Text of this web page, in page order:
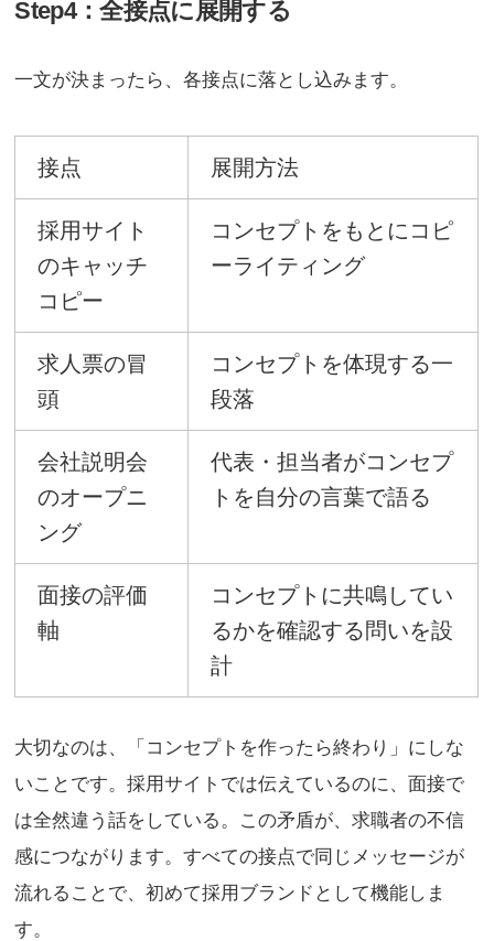
Step4：全接点に展開する
一文が決まったら、各接点に落とし込みます。
接点 展開方法
採用サイト
のキャッチ
コピー
コンセプトをもとにコピ
ーライティング
求人票の冒
頭
コンセプトを体現する一
段落
会社説明会
のオープニ
ング
代表・担当者がコンセプ
トを自分の言葉で語る
面接の評価
軸
コンセプトに共鳴してい
るかを確認する問いを設
計
大切なのは、「コンセプトを作ったら終わり」にしな
いことです。採用サイトでは伝えているのに、面接で
は全然違う話をしている。この矛盾が、求職者の不信
感につながります。すべての接点で同じメッセージが
流れることで、初めて採用ブランドとして機能しま
す。